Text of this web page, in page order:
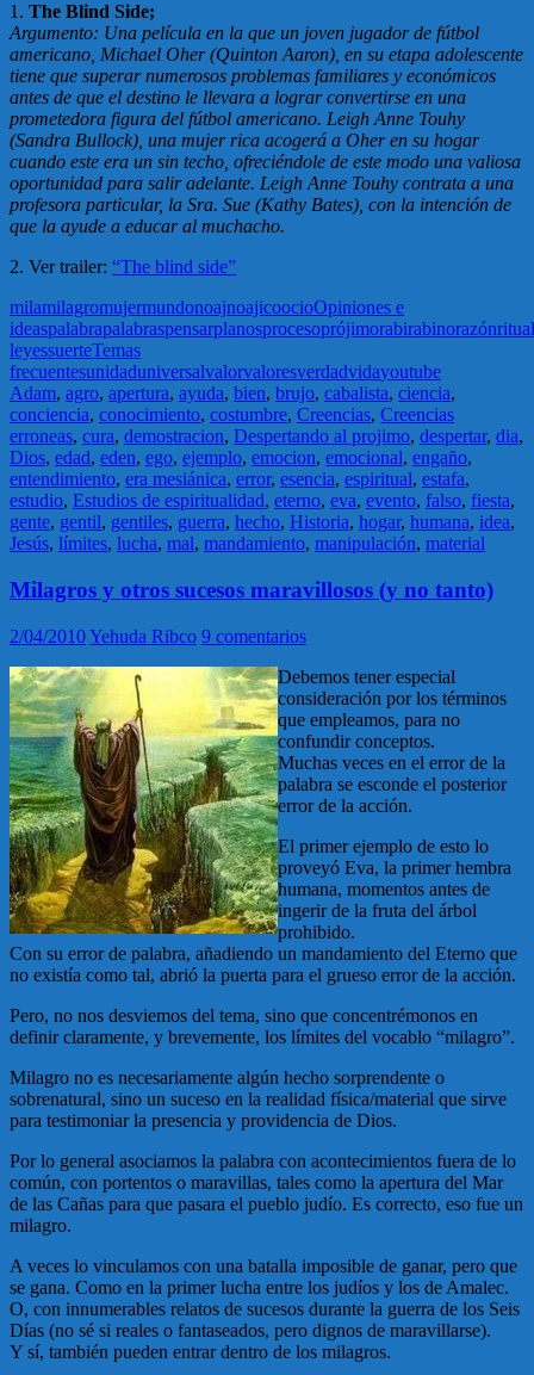
1. The Blind Side;
Argumento: Una película en la que un joven jugador de fútbol
americano, Michael Oher (Quinton Aaron), en su etapa adolescente
tiene que superar numerosos problemas familiares y económicos
antes de que el destino le llevara a lograr convertirse en una
prometedora figura del fútbol americano. Leigh Anne Touhy
(Sandra Bullock), una mujer rica acogerá a Oher en su hogar
cuando este era un sin techo, ofreciéndole de este modo una valiosa
oportunidad para salir adelante. Leigh Anne Touhy contrata a una
profesora particular, la Sra. Sue (Kathy Bates), con la intención de
que la ayude a educar al muchacho.
2. Ver trailer: “The blind side”
milamilagromujermundonoajnoajicoocioOpiniones e
ideaspalabrapalabraspensarplanosprocesoprójimorabirabinorazónritual
leyessuerteTemas
frecuentesunidaduniversalvalorvaloresverdadvidayoutube
Adam, agro, apertura, ayuda, bien, brujo, cabalista, ciencia,
conciencia, conocimiento, costumbre, Creencias, Creencias
erroneas, cura, demostracion, Despertando al projimo, despertar, dia,
Dios, edad, eden, ego, ejemplo, emocion, emocional, engaño,
entendimiento, era mesiánica, error, esencia, espiritual, estafa,
estudio, Estudios de espiritualidad, eterno, eva, evento, falso, fiesta,
gente, gentil, gentiles, guerra, hecho, Historia, hogar, humana, idea,
Jesús, límites, lucha, mal, mandamiento, manipulación, material
Milagros y otros sucesos maravillosos (y no tanto)
2/04/2010Yehuda Ribco 9 comentarios
Debemos tener especial
consideración por los términos
que empleamos, para no
confundir conceptos.
Muchas veces en el error de la
palabra se esconde el posterior
error de la acción.
El primer ejemplo de esto lo
proveyó Eva, la primer hembra
humana, momentos antes de
ingerir de la fruta del árbol
prohibido.
Con su error de palabra, añadiendo un mandamiento del Eterno que
no existía como tal, abrió la puerta para el grueso error de la acción.
Pero, no nos desviemos del tema, sino que concentrémonos en
definir claramente, y brevemente, los límites del vocablo “milagro”.
Milagro no es necesariamente algún hecho sorprendente o
sobrenatural, sino un suceso en la realidad física/material que sirve
para testimoniar la presencia y providencia de Dios.
Por lo general asociamos la palabra con acontecimientos fuera de lo
común, con portentos o maravillas, tales como la apertura del Mar
de las Cañas para que pasara el pueblo judío. Es correcto, eso fue un
milagro.
A veces lo vinculamos con una batalla imposible de ganar, pero que
se gana. Como en la primer lucha entre los judíos y los de Amalec.
O, con innumerables relatos de sucesos durante la guerra de los Seis
Días (no sé si reales o fantaseados, pero dignos de maravillarse).
Y sí, también pueden entrar dentro de los milagros.